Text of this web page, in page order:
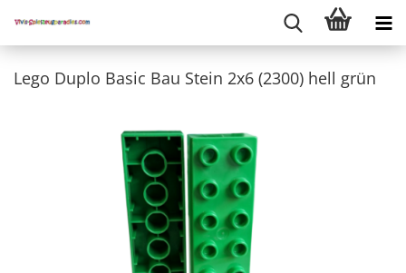
Lego Duplo Basic Bau Stein 2x6 (2300) hell grün